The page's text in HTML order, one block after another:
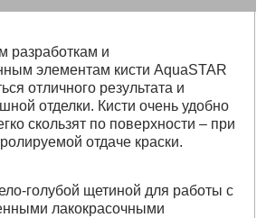
разработкам и
элементам кисти AquaSTAR
отличного результата и
отделки. Кисти очень удобно
скользят по поверхности – при
отдаче краски.
голубой щетиной для работы с
лакокрасочными